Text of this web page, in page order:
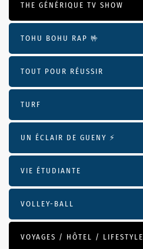
THE GÉNÉRIQUE TV SHOW
TOHU BOHU RAP 🤟
TOUT POUR RÉUSSIR
TURF
UN ÉCLAIR DE GUENY ⚡️
VIE ÉTUDIANTE
VOLLEY-BALL
VOYAGES / HÔTEL / LIFESTYLE